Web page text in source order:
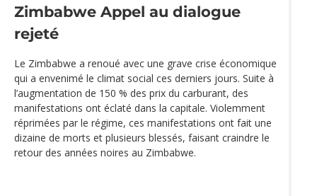
Zimbabwe Appel au dialogue
rejeté
Le Zimbabwe a renoué avec une grave crise économique
qui a envenimé le climat social ces derniers jours. Suite à
l’augmentation de 150 % des prix du carburant, des
manifestations ont éclaté dans la capitale. Violemment
réprimées par le régime, ces manifestations ont fait une
dizaine de morts et plusieurs blessés, faisant craindre le
retour des années noires au Zimbabwe.